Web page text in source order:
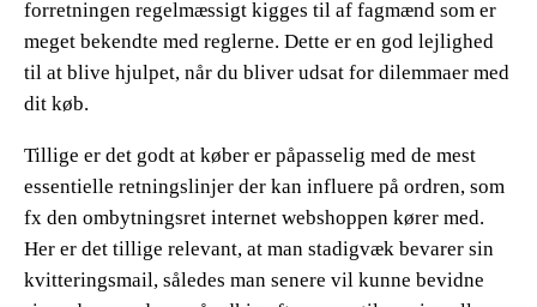
forretningen regelmæssigt kigges til af fagmænd som er
meget bekendte med reglerne. Dette er en god lejlighed
til at blive hjulpet, når du bliver udsat for dilemmaer med
dit køb.
Tillige er det godt at køber er påpasselig med de mest
essentielle retningslinjer der kan influere på ordren, som
fx den ombytningsret internet webshoppen kører med.
Her er det tillige relevant, at man stadigvæk bevarer sin
kvitteringsmail, således man senere vil kunne bevidne